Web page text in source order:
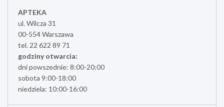
APTEKA
ul. Wilcza 31
00-554 Warszawa
tel. 22 622 89 71
godziny otwarcia:
dni powszednie: 8:00-20:00
sobota 9:00-18:00
niedziela: 10:00-16:00